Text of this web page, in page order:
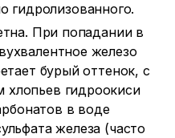
гидролизованного.
При попадании в
железо
бурый оттенок, с
гидроокиси
в воде
железа (часто